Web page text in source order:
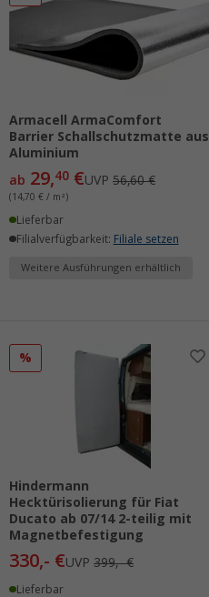
Armacell ArmaComfort
Barrier Schallschutzmatte aus
Aluminium
ab 29,40 €UVP56,60 €
(14,70 € / m²)
Lieferbar
Filialverfügbarkeit: Filiale setzen
Weitere Ausführungen erhältlich
%
Hindermann
Hecktürisolierung für Fiat
Ducato ab 07/14 2-teilig mit
Magnetbefestigung
330,- €UVP399,- €
Lieferbar